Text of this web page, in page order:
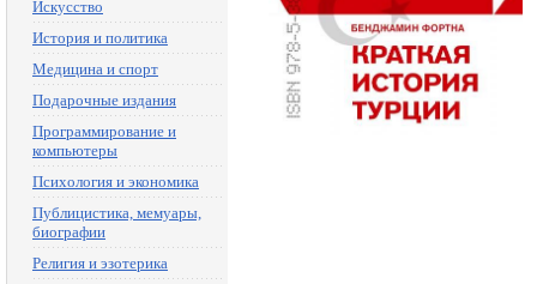
Искусство
История и политика
Медицина и спорт
Подарочные издания
Программирование и
компьютеры
Психология и экономика
Публицистика, мемуары,
биографии
Религия и эзотерика